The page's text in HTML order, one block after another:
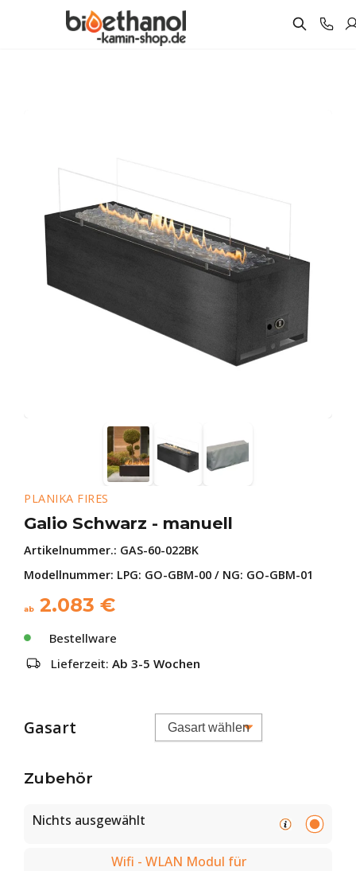
PLANIKA FIRES
Galio Schwarz - manuell
Artikelnummer.: GAS-60-022BK
Modellnummer: LPG: GO-GBM-00 / NG: GO-GBM-01
ab 2.083 €
Bestellware
Lieferzeit: Ab 3-5 Wochen
Gasart
Zubehör
Nichts ausgewählt
Wifi - WLAN Modul für